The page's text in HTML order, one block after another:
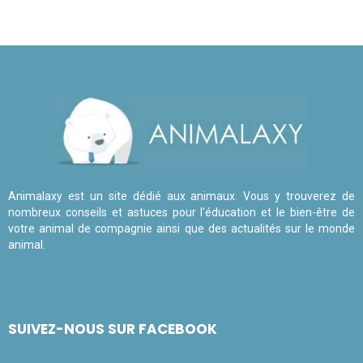
Animalaxy est un site dédié aux animaux. Vous y trouverez de
nombreux conseils et astuces pour l'éducation et le bien-être de
votre animal de compagnie ainsi que des actualités sur le monde
animal.
SUIVEZ-NOUS SUR FACEBOOK